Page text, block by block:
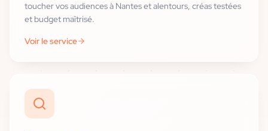
toucher vos audiences à Nantes et alentours, créas testées
et budget maîtrisé.
Voir le service